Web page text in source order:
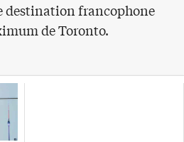
destination francophone
de Toronto.